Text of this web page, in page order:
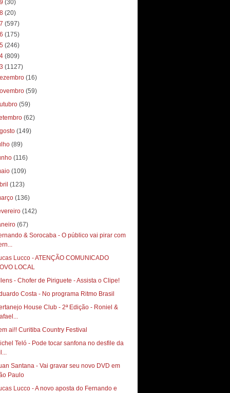
(30)
(20)
(597)
(175)
(246)
(809)
(1127)
(16)
(59)
(59)
(62)
(149)
(89)
(116)
(109)
(123)
(136)
(142)
(67)
& Sorocaba - O público vai pirar com
Lucco - ATENÇÃO COMUNICADO
LOCAL
Ellens - Chofer de Piriguete - Assista o Clipe!‏
Costa - No programa Ritmo Brasil
House Club - 2ª Edição - Roniel &
ai!! Curitiba Country Festival
Teló - Pode tocar sanfona no desfile da
Santana - Vai gravar seu novo DVD em
Paulo
Lucco - A novo aposta do Fernando e